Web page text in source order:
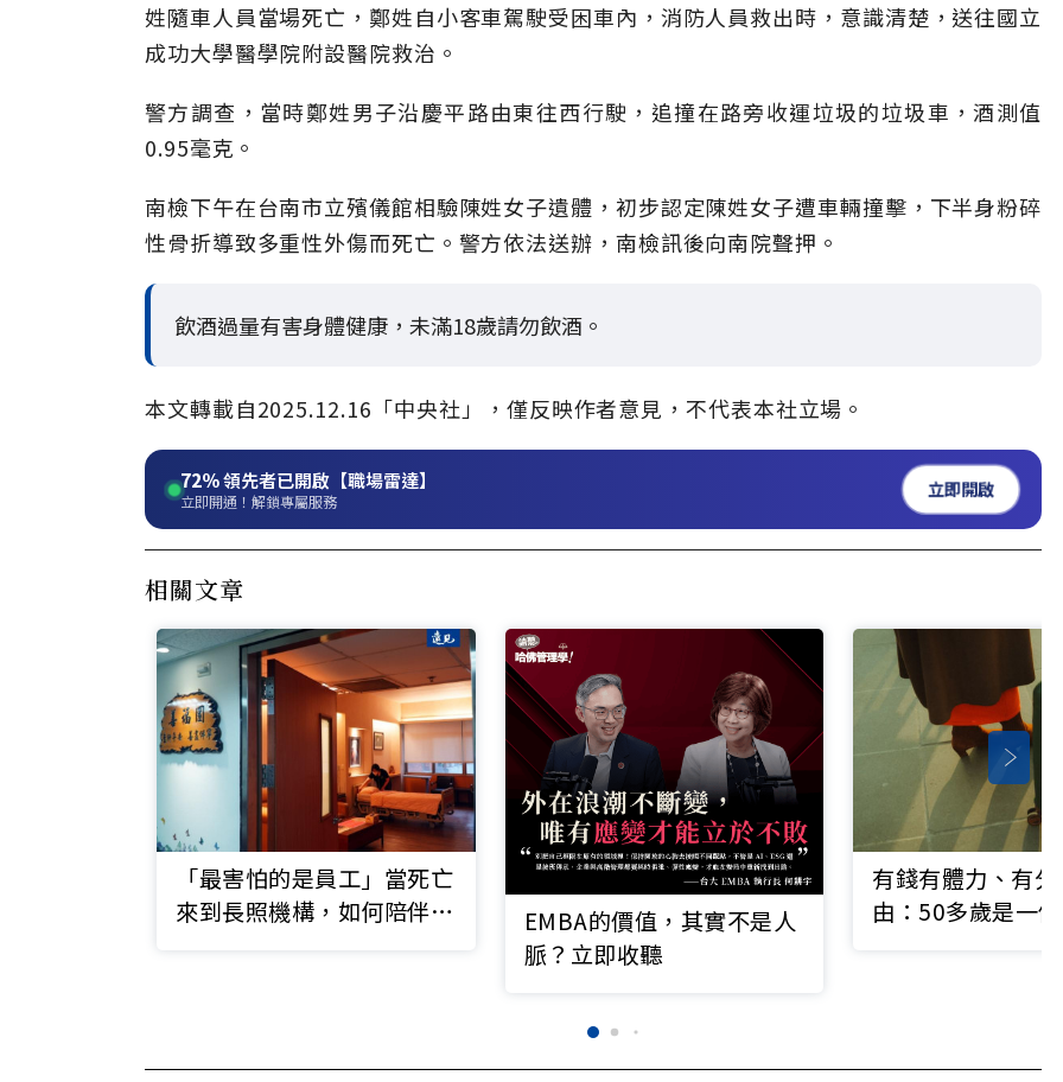
姓隨車人員當場死亡，鄭姓自小客車駕駛受困車內，消防人員救出時，意識清楚，送往國立
成功大學醫學院附設醫院救治。
警方調查，當時鄭姓男子沿慶平路由東往西行駛，追撞在路旁收運垃圾的垃圾車，酒測值
0.95毫克。
南檢下午在台南市立殯儀館相驗陳姓女子遺體，初步認定陳姓女子遭車輛撞擊，下半身粉碎
性骨折導致多重性外傷而死亡。警方依法送辦，南檢訊後向南院聲押。
飲酒過量有害身體健康，未滿18歲請勿飲酒。
本文轉載自2025.12.16「中央社」，僅反映作者意見，不代表本社立場。
72%領先者已開啟【職場雷達】
立即開通！解鎖專屬服務
立即開啟
相關文章
「最害怕的是員工」當死亡
來到長照機構，如何陪伴善
EMBA的價值，其實不是人
脈？立即收聽
有錢有體力、有
由：50多歲是一